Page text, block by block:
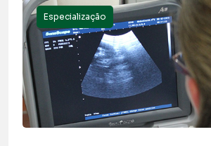
Especialização